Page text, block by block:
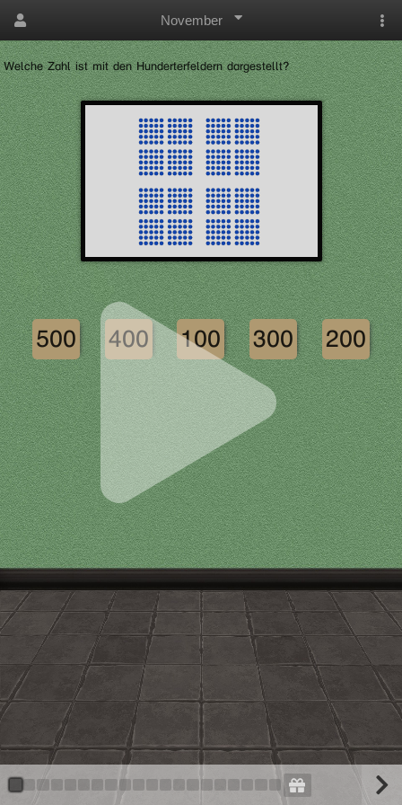
November
Welche Zahl ist mit den Hunderterfeldern dargestellt?
500 400 100 300 200